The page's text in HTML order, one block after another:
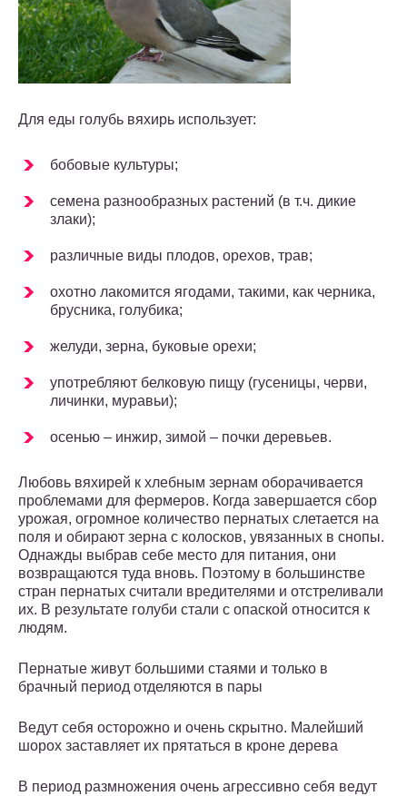
Для еды голубь вяхирь использует:
бобовые культуры;
семена разнообразных растений (в т.ч. дикие
злаки);
различные виды плодов, орехов, трав;
охотно лакомится ягодами, такими, как черника,
брусника, голубика;
желуди, зерна, буковые орехи;
употребляют белковую пищу (гусеницы, черви,
личинки, муравьи);
осенью – инжир, зимой – почки деревьев.
Любовь вяхирей к хлебным зернам оборачивается
проблемами для фермеров. Когда завершается сбор
урожая, огромное количество пернатых слетается на
поля и обирают зерна с колосков, увязанных в снопы.
Однажды выбрав себе место для питания, они
возвращаются туда вновь. Поэтому в большинстве
стран пернатых считали вредителями и отстреливали
их. В результате голуби стали с опаской относится к
людям.
Пернатые живут большими стаями и только в
брачный период отделяются в пары
Ведут себя осторожно и очень скрытно. Малейший
шорох заставляет их прятаться в кроне дерева
В период размножения очень агрессивно себя ведут